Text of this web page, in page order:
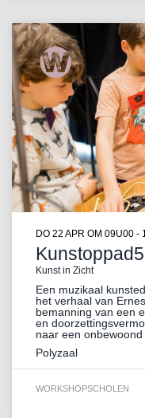
Kunstoppad5
Kunst in Zicht
DO 22 APR OM 09U00 -
Een muzikaal
het verhaal van
bemanning van een
en
naar een onbewoond
Polyzaal
WORKSHOPSCHOLEN